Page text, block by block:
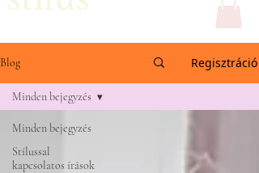
Blog Regisztráció
Minden bejegyzés
Stílussal
kapcsolatos írások
Minden bejegyzés